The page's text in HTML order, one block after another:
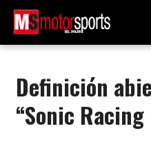
Definición
“Sonic Racing